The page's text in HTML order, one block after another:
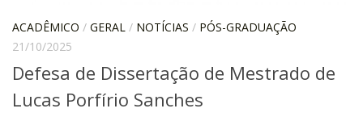
Encerradas
PCA
Divisão Administrativa Financeira
ACADÊMICO / GERAL / NOTÍCIAS / PÓS-GRADUAÇÃO
21/10/2025
Defesa de Dissertação de Mestrado de
Lucas Porfírio Sanches